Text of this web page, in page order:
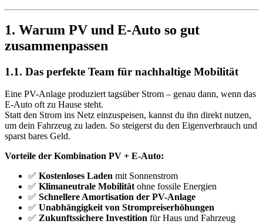
1. Warum PV und E-Auto so gut
zusammenpassen
1.1. Das perfekte Team für nachhaltige Mobilität
Eine PV-Anlage produziert tagsüber Strom – genau dann, wenn das
E-Auto oft zu Hause steht.
Statt den Strom ins Netz einzuspeisen, kannst du ihn direkt nutzen,
um dein Fahrzeug zu laden. So steigerst du den Eigenverbrauch und
sparst bares Geld.
Vorteile der Kombination PV + E-Auto:
✅ Kostenloses Laden mit Sonnenstrom
✅ Klimaneutrale Mobilität ohne fossile Energien
✅ Schnellere Amortisation der PV-Anlage
✅ Unabhängigkeit von Strompreiserhöhungen
✅ Zukunftssichere Investition für Haus und Fahrzeug